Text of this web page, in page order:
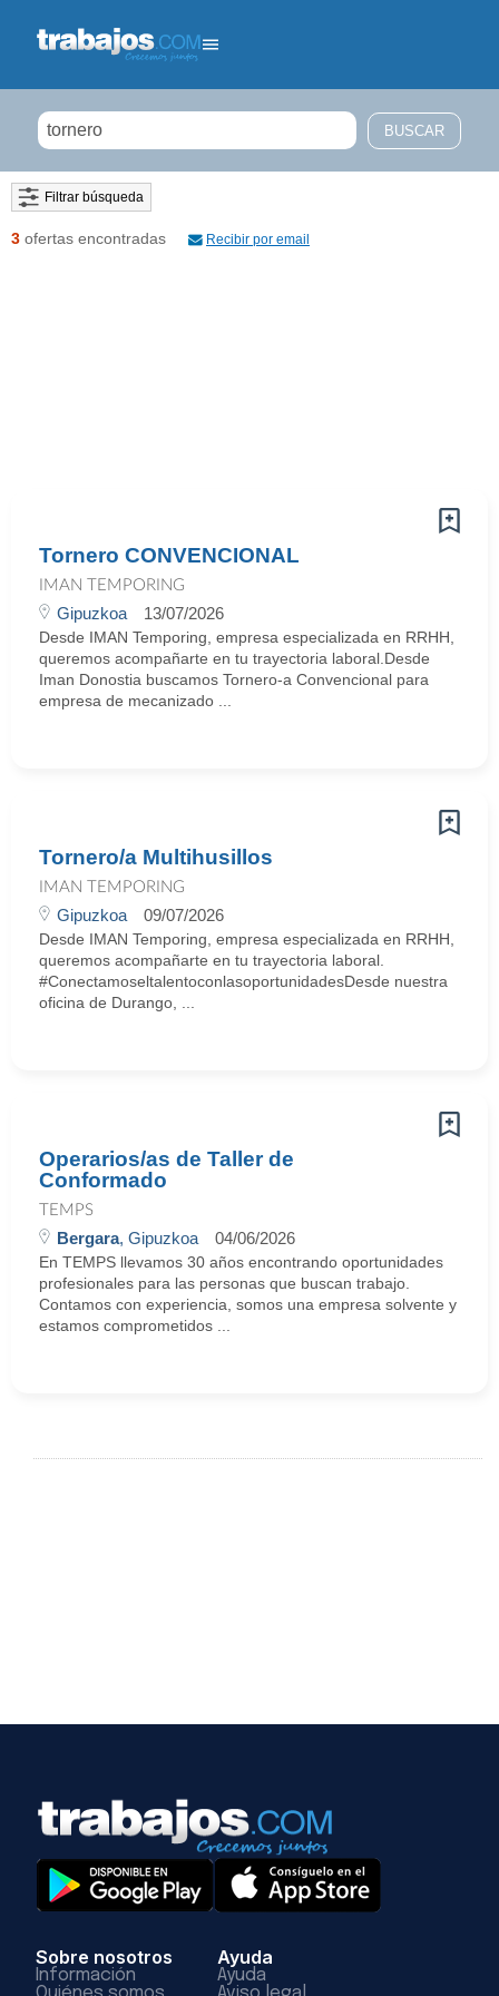
Filtrar búsqueda
3 ofertas encontradas Recibir por email
Tornero CONVENCIONAL
IMAN TEMPORING
Gipuzkoa 13/07/2026
Desde IMAN Temporing, empresa especializada en RRHH,
queremos acompañarte en tu trayectoria laboral.Desde
Iman Donostia buscamos Tornero-a Convencional para
empresa de mecanizado ...
Tornero/a Multihusillos
IMAN TEMPORING
Gipuzkoa 09/07/2026
Desde IMAN Temporing, empresa especializada en RRHH,
queremos acompañarte en tu trayectoria laboral.
#ConectamoseltalentoconlasoportunidadesDesde nuestra
oficina de Durango, ...
Operarios/as de Taller de
Conformado
TEMPS
Bergara, Gipuzkoa 04/06/2026
En TEMPS llevamos 30 años encontrando oportunidades
profesionales para las personas que buscan trabajo.
Contamos con experiencia, somos una empresa solvente y
estamos comprometidos ...
Sobre nosotros
Información
Ayuda
Ayuda